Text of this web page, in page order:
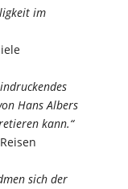
im
Hans Albers
kann.“
sich der